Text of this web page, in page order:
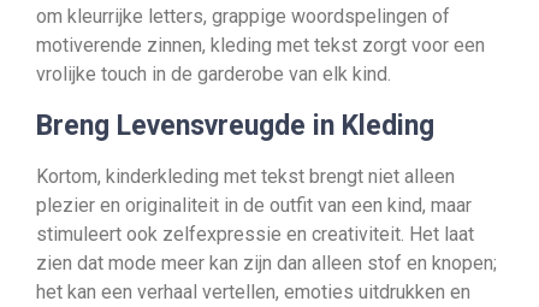
om kleurrijke letters, grappige woordspelingen of
motiverende zinnen, kleding met tekst zorgt voor een
vrolijke touch in de garderobe van elk kind.
Breng Levensvreugde in Kleding
Kortom, kinderkleding met tekst brengt niet alleen
plezier en originaliteit in de outfit van een kind, maar
stimuleert ook zelfexpressie en creativiteit. Het laat
zien dat mode meer kan zijn dan alleen stof en knopen;
het kan een verhaal vertellen, emoties uitdrukken en